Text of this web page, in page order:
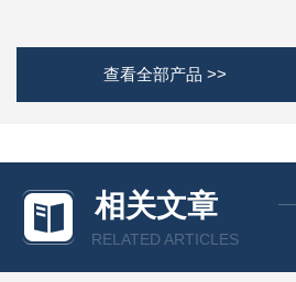
查看全部产品 >>
相关文章
RELATED ARTICLES